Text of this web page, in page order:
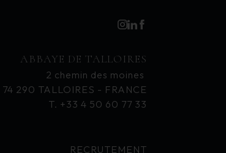
ABBAYE DE TALLOIRES
2 chemin des moines
74 290 TALLOIRES - FRANCE
T. +33 4 50 60 77 33
RECRUTEMENT